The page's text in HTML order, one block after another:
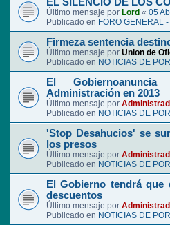
EL SILENCIO DE LOS
Último mensaje por Lord « 05
Publicado en FORO GENERAL
Firmeza sentencia
Último mensaje por Union de
Publicado en NOTICIAS DE
El
Administración en 2013
Último mensaje por
Publicado en NOTICIAS DE
'Stop Desahucios' se
los presos
Último mensaje por
Publicado en NOTICIAS DE
El Gobierno tendrá
descuentos
Último mensaje por
Publicado en NOTICIAS DE